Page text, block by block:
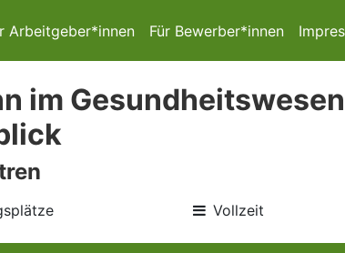
Arbeitgeber*innen Für Bewerber*innen
im
Vollzeit